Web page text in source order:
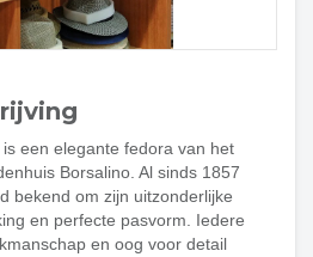
een elegante fedora van het
Borsalino. Al sinds 1857
bekend om zijn uitzonderlijke
en perfecte pasvorm. Iedere
en oog voor detail